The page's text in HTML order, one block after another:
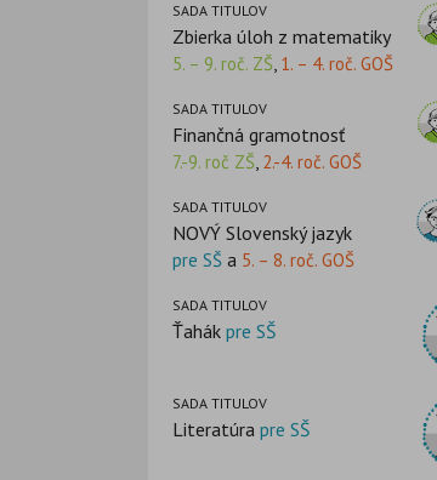
SADA TITULOV
Zbierka úloh z matematiky
5. – 9. roč. ZŠ, 1. – 4. roč. GOŠ
SADA TITULOV
Finančná gramotnosť
7.-9. roč ZŠ, 2.-4. roč. GOŠ
SADA TITULOV
NOVÝ Slovenský jazyk
pre SŠ a 5. – 8. roč. GOŠ
SADA TITULOV
Ťahák pre SŠ
SADA TITULOV
Literatúra pre SŠ